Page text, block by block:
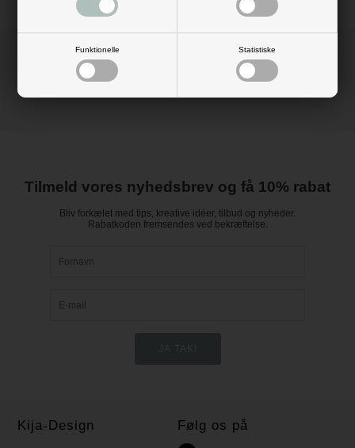
Funktionelle Statistiske
Tilmeld vores nyhedsbrev og få 10% rabat
Bliv forkælet med tips, kreative idéer, tilbud og nyheder.
Rabatkoden fremsendes ved bekræftelse.
Kija-Design Følg os på